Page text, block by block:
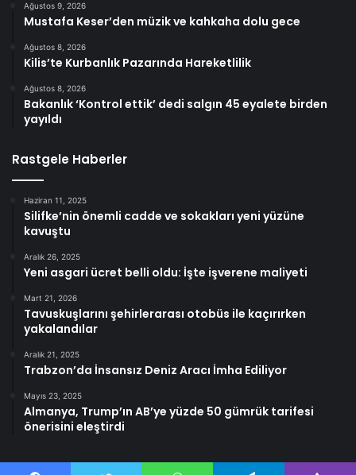
Ağustos 9, 2026
Mustafa Keser’den müzik ve kahkaha dolu gece
Ağustos 8, 2026
Kilis’te Kurbanlık Pazarında Hareketlilik
Ağustos 8, 2026
Bakanlık ‘Kontrol ettik’ dedi salgın 45 eyalete birden
yayıldı
Rastgele Haberler
Haziran 11, 2025
Silifke’nin önemli cadde ve sokakları yeni yüzüne
kavuştu
Aralık 26, 2025
Yeni asgari ücret belli oldu: İşte işverene maliyeti
Mart 21, 2026
Tavuskuşlarını şehirlerarası otobüs ile kaçırırken
yakalandılar
Aralık 21, 2025
Trabzon’da İnsansız Deniz Aracı İmha Ediliyor
Mayıs 23, 2025
Almanya, Trump’ın AB’ye yüzde 50 gümrük tarifesi
önerisini eleştirdi